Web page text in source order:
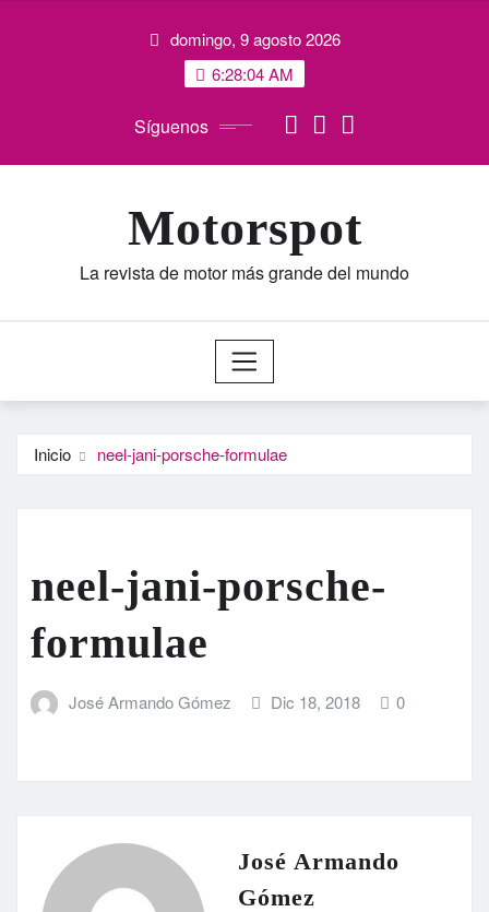
domingo, 9 agosto 2026
6:28:05 AM
Síguenos
Motorspot
La revista de motor más grande del mundo
Inicio neel-jani-porsche-formulae
neel-jani-porsche-
formulae
José Armando Gómez Dic 18, 2018 0
José Armando
Gómez